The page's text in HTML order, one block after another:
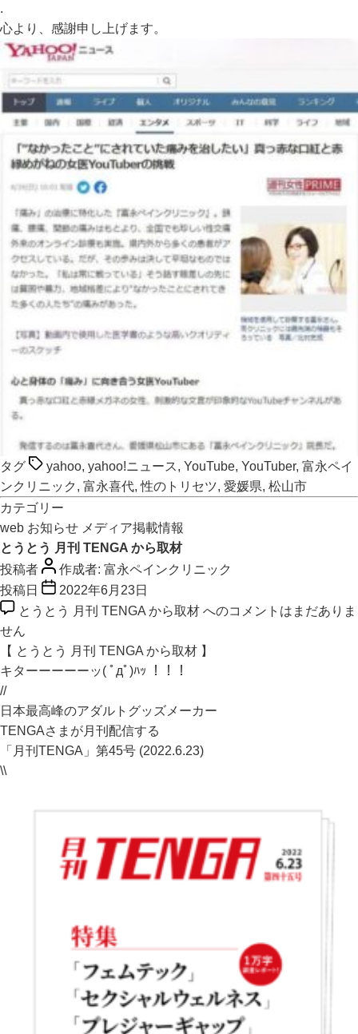
.
心より、感謝申し上げます。
タグ yahoo, yahoo!ニュース, YouTube, YouTuber, 富永ペイ
ンクリニック , 富永喜代,性のトリセツ, 愛媛県, 松山市
カテゴリー
web お知らせ メディア掲載情報
とうとう 月刊 TENGA から取材
投稿者
作成者: 富永ペインクリニック
投稿日
2022年6月23日
とうとう 月刊 TENGA から取材 へのコメントはまだありま
せん
【 とうとう 月刊 TENGA から取材 】
キターーーーーッ( ﾟдﾟ)ﾊｯ ！！！
//
日本最高峰のアダルトグッズメーカー
TENGAさまが月刊配信する
「月刊TENGA」第45号 (2022.6.23)
\\